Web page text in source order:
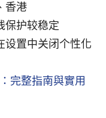
香港
保护较稳定
设置中关闭个性化
完整指南與實用